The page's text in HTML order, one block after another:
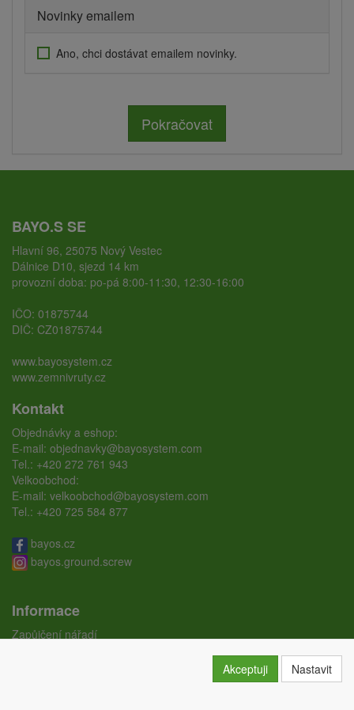
Novinky emailem
Ano, chci dostávat emailem novinky.
Pokračovat
BAYO.S SE
Hlavní 96, 25075 Nový Vestec
Dálnice D10, sjezd 14 km
provozní doba: po-pá 8:00-11:30, 12:30-16:00
IČO: 01875744
DIČ: CZ01875744
www.bayosystem.cz
www.zemnivruty.cz
Kontakt
Objednávky a eshop:
E-mail: objednavky@bayosystem.com
Tel.: +420 272 761 943
Velkoobchod:
E-mail: velkoobchod@bayosystem.com
Tel.: +420 725 584 877
bayos.cz
bayos.ground.screw
Informace
Zapůjčení nářadí
Akceptuji Nastavit